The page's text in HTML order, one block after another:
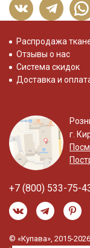
Распродажа
Отзывы о нас
Система скидок
Доставка и
г.
+7 (800) 533-75-
© «Купава», 2015-2026